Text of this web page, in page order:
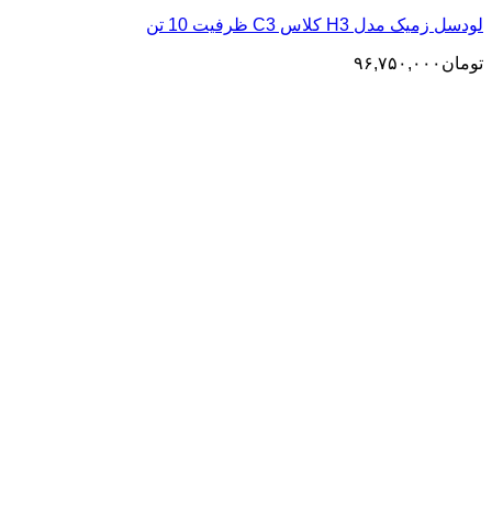
لودسل زمیک مدل H3 کلاس C3 ظرفیت 10 تن
تومان ۹۶,۷۵۰,۰۰۰